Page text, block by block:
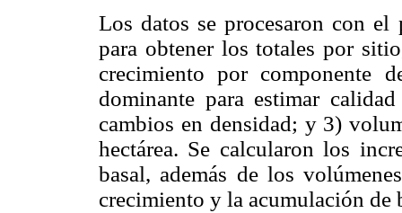
Los datos se procesaron con
para obtener los totales por
crecimiento por componente
dominante para estimar
cambios en densidad; y 3)
hectárea. Se calcularon los
basal, además de los
crecimiento y la acumulación de